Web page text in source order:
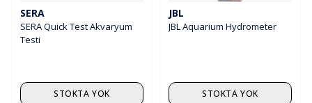
SERA
SERA Quick Test Akvaryum
Testi
STOKTA YOK
JBL
JBL Aquarium Hydrometer
STOKTA YOK